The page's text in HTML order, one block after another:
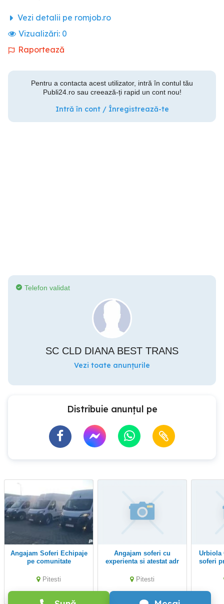
Vezi detalii pe romjob.ro
Vizualizări: 0
Raportează
Pentru a contacta acest utilizator, intră în contul tău
Publi24.ro sau creează-ți rapid un cont nou!
Intră în cont / Înregistrează-te
Telefon validat
SC CLD DIANA BEST TRANS
Vezi toate anunțurile
Distribuie anunțul pe
Angajam Soferi Echipaje
pe comunitate
Pitesti
Angajam soferi cu
experienta si atestat adr
Pitesti
Urbiola Coop angajeaza
soferi